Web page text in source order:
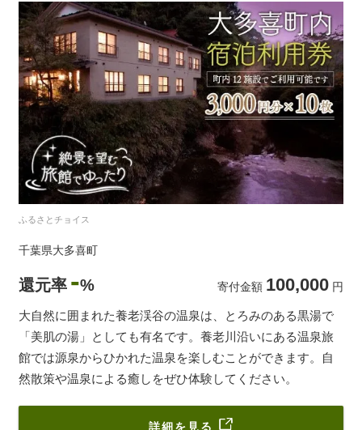
ふるさとチョイス
千葉県大多喜町
還元率 -% 寄付金額 100,000 円
大自然に囲まれた養老渓谷の温泉は、とろみのある黒湯で
「美肌の湯」としても有名です。養老川沿いにある温泉旅
館では源泉からひかれた温泉を楽しむことができます。自
然散策や温泉による癒しをぜひ体験してください。
詳細を見る